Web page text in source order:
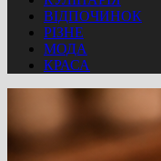
ВІДПОЧИНОК
РІЗНЕ
МОДА
КРАСА